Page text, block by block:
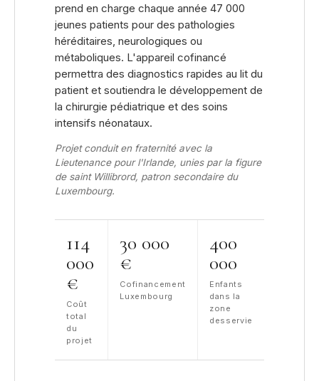
prend en charge chaque année 47 000
jeunes patients pour des pathologies
héréditaires, neurologiques ou
métaboliques. L'appareil cofinancé
permettra des diagnostics rapides au lit du
patient et soutiendra le développement de
la chirurgie pédiatrique et des soins
intensifs néonataux.
Projet conduit en fraternité avec la
Lieutenance pour l'Irlande, unies par la figure
de saint Willibrord, patron secondaire du
Luxembourg.
114
000
€
Coût
total
du
projet
30 000
€
Cofinancement
Luxembourg
400
000
Enfants
dans la
zone
desservie